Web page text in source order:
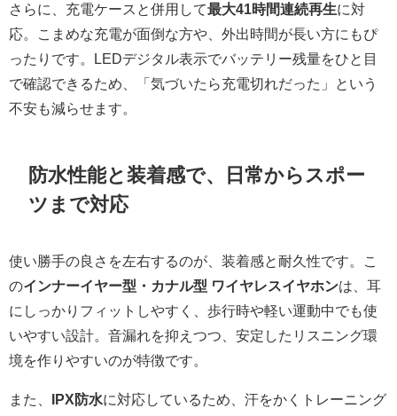
さらに、充電ケースと併用して最大41時間連続再生に対
応。こまめな充電が面倒な方や、外出時間が長い方にもぴ
ったりです。LEDデジタル表示でバッテリー残量をひと目
で確認できるため、「気づいたら充電切れだった」という
不安も減らせます。
防水性能と装着感で、日常からスポー
ツまで対応
使い勝手の良さを左右するのが、装着感と耐久性です。こ
のインナーイヤー型・カナル型 ワイヤレスイヤホンは、耳
にしっかりフィットしやすく、歩行時や軽い運動中でも使
いやすい設計。音漏れを抑えつつ、安定したリスニング環
境を作りやすいのが特徴です。
また、 IPX防水に対応しているため、汗をかくトレーニング